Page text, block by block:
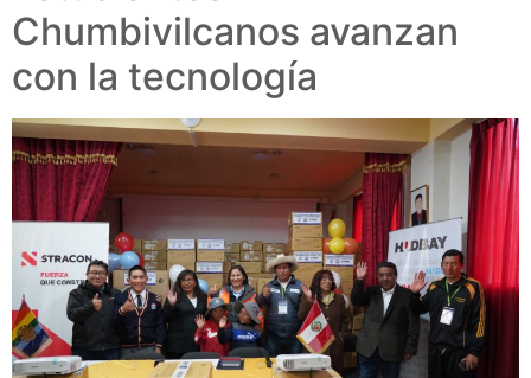
Chumbivilcanos avanzan
con la tecnología